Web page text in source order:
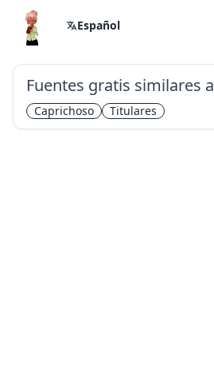
Español
Fuentes gratis similares a
Caprichoso Titulares